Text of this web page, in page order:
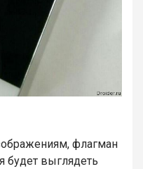
флагман
будет выглядеть